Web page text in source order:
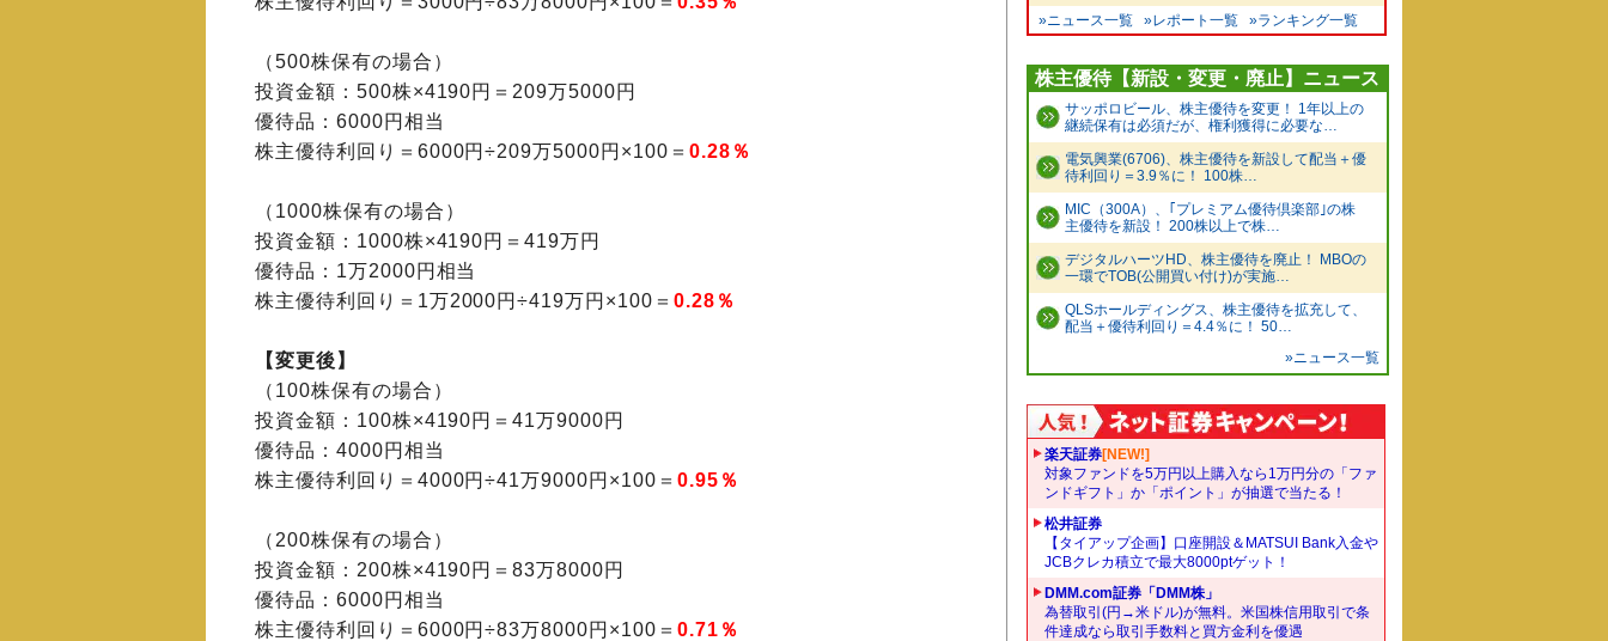
（500株保有の場合）
投資金額：500株×4190円＝209万5000円
優待品：6000円相当
株主優待利回り＝6000円÷209万5000円×100＝ 0.28％
（1000株保有の場合）
投資金額：1000株×4190円＝419万円
優待品：1万2000円相当
株主優待利回り＝1万2000円÷419万円×100＝ 0.28％
【変更後】
（100株保有の場合）
投資金額：100株×4190円＝41万9000円
優待品：4000円相当
株主優待利回り＝4000円÷41万9000円×100＝ 0.95％
（200株保有の場合）
投資金額：200株×4190円＝83万8000円
優待品：6000円相当
株主優待利回り＝6000円÷83万8000円×100＝ 0.71％
»ニュース一覧
»レポート一覧 »ランキング一覧
株主優待【新設・変更・廃止】ニュース
サッポロビール、株主優待を変更！ 1年以上の
継続保有は必須だが、権利獲得に必要な…
電気興業(6706)、株主優待を新設して配当＋優
待利回り＝3.9％に！ 100株…
MIC（300A）、｢プレミアム優待倶楽部｣の株
主優待を新設！ 200株以上で株…
デジタルハーツHD、株主優待を廃止！ MBOの
一環でTOB(公開買い付け)が実施…
QLSホールディングス、株主優待を拡充して、
配当＋優待利回り＝4.4％に！ 50…
»ニュース一覧
楽天証券[NEW!]
対象ファンドを5万円以上購入なら1万円分の「ファ
ンドギフト」か「ポイント」が抽選で当たる！
松井証券
【タイアップ企画】口座開設＆MATSUI Bank入金や
JCBクレカ積立で最大8000ptゲット！
DMM.com証券「DMM株」
為替取引(円→米ドル)が無料。米国株信用取引で条
件達成なら取引手数料と買方金利を優遇